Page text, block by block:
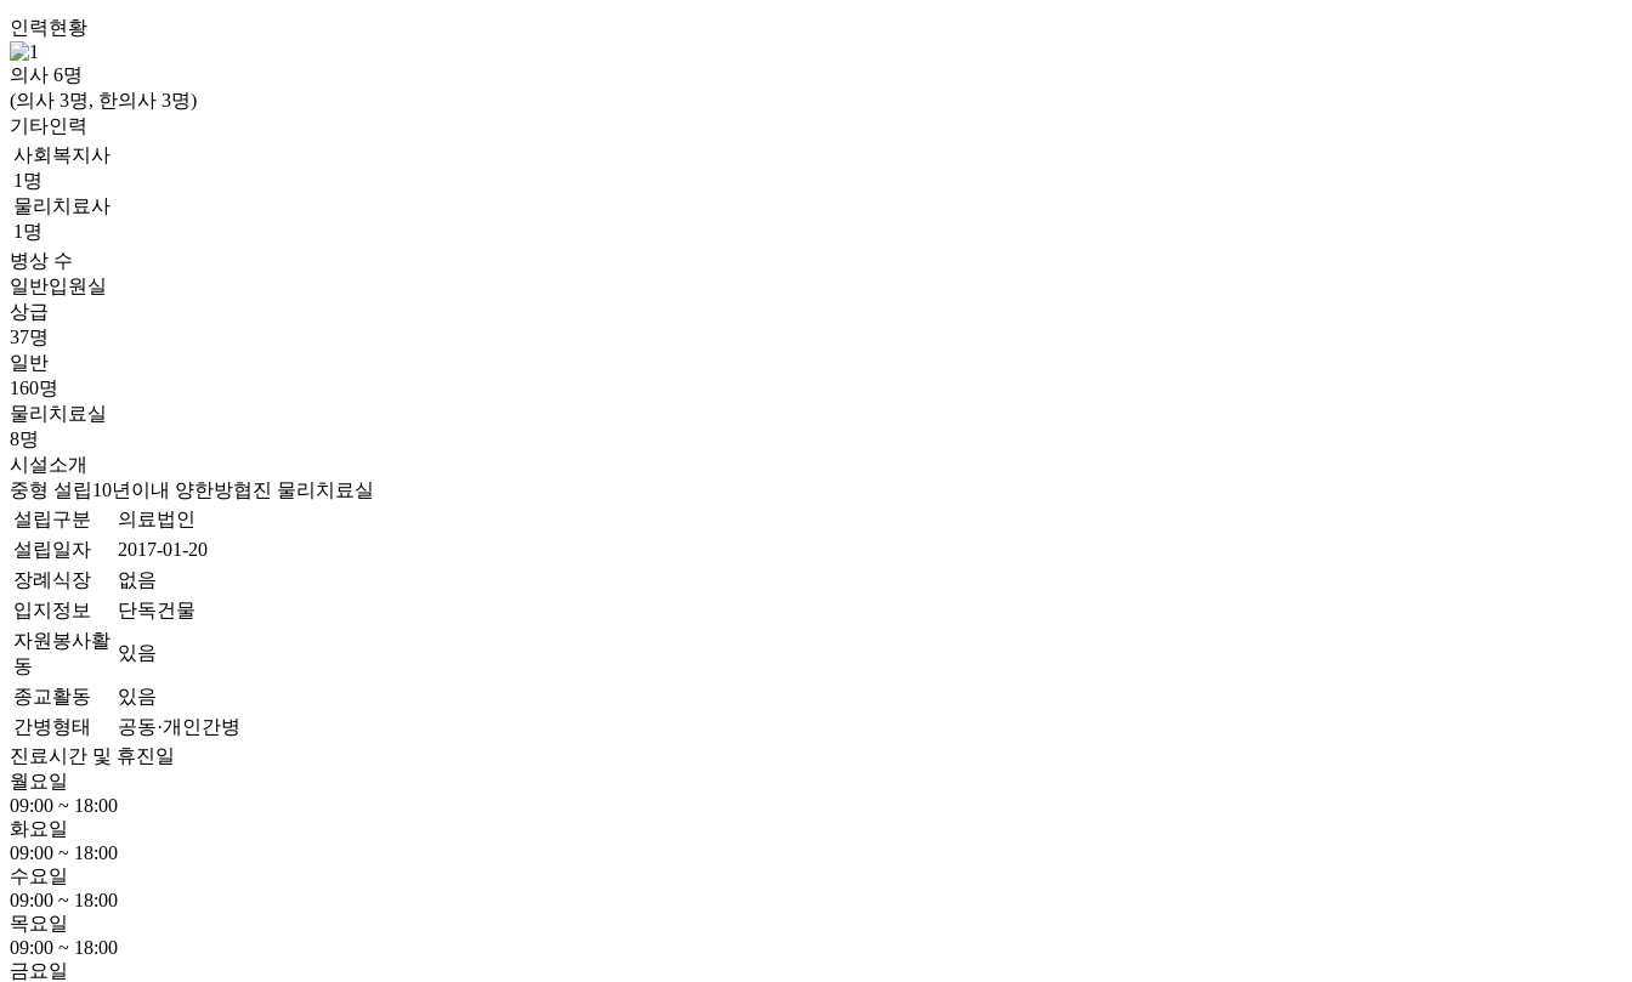
인력현황
의사 6명
(의사 3명, 한의사 3명)
기타인력
사회복지사
1명
물리치료사
1명
병상 수
일반입원실
상급
37명
일반
160명
물리치료실
8명
시설소개
중형 설립10년이내 양한방협진 물리치료실
설립구분
의료법인
설립일자
2017-01-20
장례식장
없음
입지정보
단독건물
자원봉사활
동
있음
종교활동
있음
간병형태
공동·개인간병
진료시간 및 휴진일
월요일
09:00 ~ 18:00
화요일
09:00 ~ 18:00
수요일
09:00 ~ 18:00
목요일
09:00 ~ 18:00
금요일